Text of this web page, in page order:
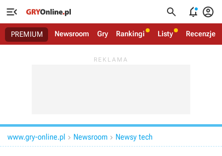
   
PREMIUM Newsroom Gry Rankingi Listy Recenzje
www.gry-online.pl  Newsroom  Newsy tech